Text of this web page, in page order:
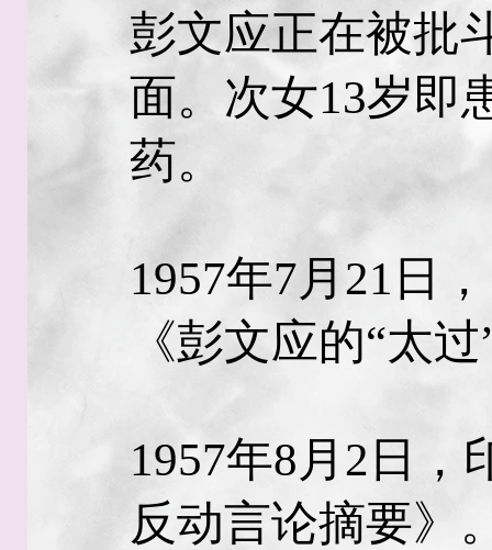
彭文应正在被批
面。次女13岁即
药。
1957年7月21日
《彭文应的“太
1957年8月2日，
反动言论摘要》